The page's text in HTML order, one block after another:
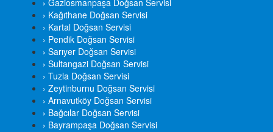
› Gaziosmanpaşa Doğsan Servisi
› Kağıthane Doğsan Servisi
› Kartal Doğsan Servisi
› Pendik Doğsan Servisi
› Sarıyer Doğsan Servisi
› Sultangazi Doğsan Servisi
› Tuzla Doğsan Servisi
› Zeytinburnu Doğsan Servisi
› Arnavutköy Doğsan Servisi
› Bağcılar Doğsan Servisi
› Bayrampaşa Doğsan Servisi